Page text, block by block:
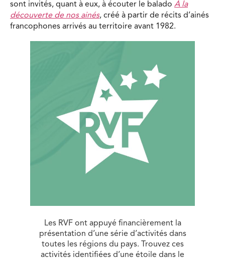
sont invités, quant à eux, à écouter le balado À la
découverte de nos ainés, créé à partir de récits d’ainés
francophones arrivés au territoire avant 1982.
Les RVF ont appuyé financièrement la
présentation d’une série d’activités dans
toutes les régions du pays. Trouvez ces
activités identifiées d’une étoile dans le